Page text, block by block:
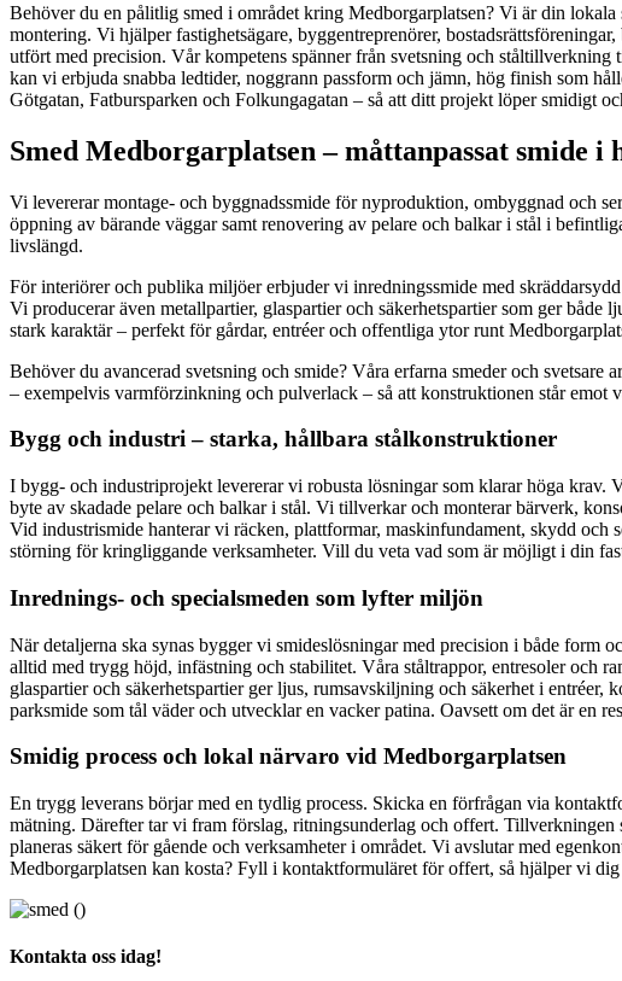
Behöver du en pålitlig smed i området kring Medborgarplatsen? Vi är din
montering. Vi hjälper fastighetsägare, byggentreprenörer,
utfört med precision. Vår kompetens spänner från svetsning och
kan vi erbjuda snabba ledtider, noggrann passform och jämn, hög finish som
Götgatan, Fatbursparken och Folkungagatan – så att ditt projekt löper smidigt
Smed Medborgarplatsen – måttanpassat smide
Vi levererar montage- och byggnadssmide för nyproduktion, ombyggnad och
öppning av bärande väggar samt renovering av pelare och balkar i stål i
livslängd.
För interiörer och publika miljöer erbjuder vi inredningssmide med
Vi producerar även metallpartier, glaspartier och säkerhetspartier som ger
stark karaktär – perfekt för gårdar, entréer och offentliga ytor runt
Behöver du avancerad svetsning och smide? Våra erfarna smeder och
– exempelvis varmförzinkning och pulverlack – så att konstruktionen står emot
Bygg och industri – starka, hållbara stålkonstruktioner
I bygg- och industriprojekt levererar vi robusta lösningar som klarar höga krav.
byte av skadade pelare och balkar i stål. Vi tillverkar och monterar bärverk,
Vid industrismide hanterar vi räcken, plattformar, maskinfundament, skydd
störning för kringliggande verksamheter. Vill du veta vad som är möjligt i din
Inrednings- och specialsmeden som lyfter miljön
När detaljerna ska synas bygger vi smideslösningar med precision i både form
alltid med trygg höjd, infästning och stabilitet. Våra ståltrappor, entresoler och
glaspartier och säkerhetspartier ger ljus, rumsavskiljning och säkerhet i
parksmide som tål väder och utvecklar en vacker patina. Oavsett om det är en
Smidig process och lokal närvaro vid Medborgarplatsen
En trygg leverans börjar med en tydlig process. Skicka en förfrågan via
mätning. Därefter tar vi fram förslag, ritningsunderlag och offert.
planeras säkert för gående och verksamheter i området. Vi avslutar med
Medborgarplatsen kan kosta? Fyll i kontaktformuläret för offert, så hjälper vi
Kontakta oss idag!